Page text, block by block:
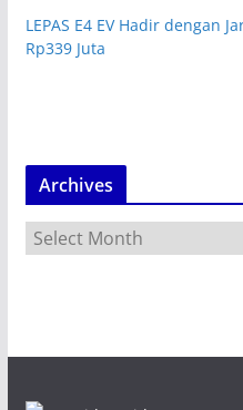
LEPAS E4 EV Hadir dengan
Rp339 Juta
Archives
r
e